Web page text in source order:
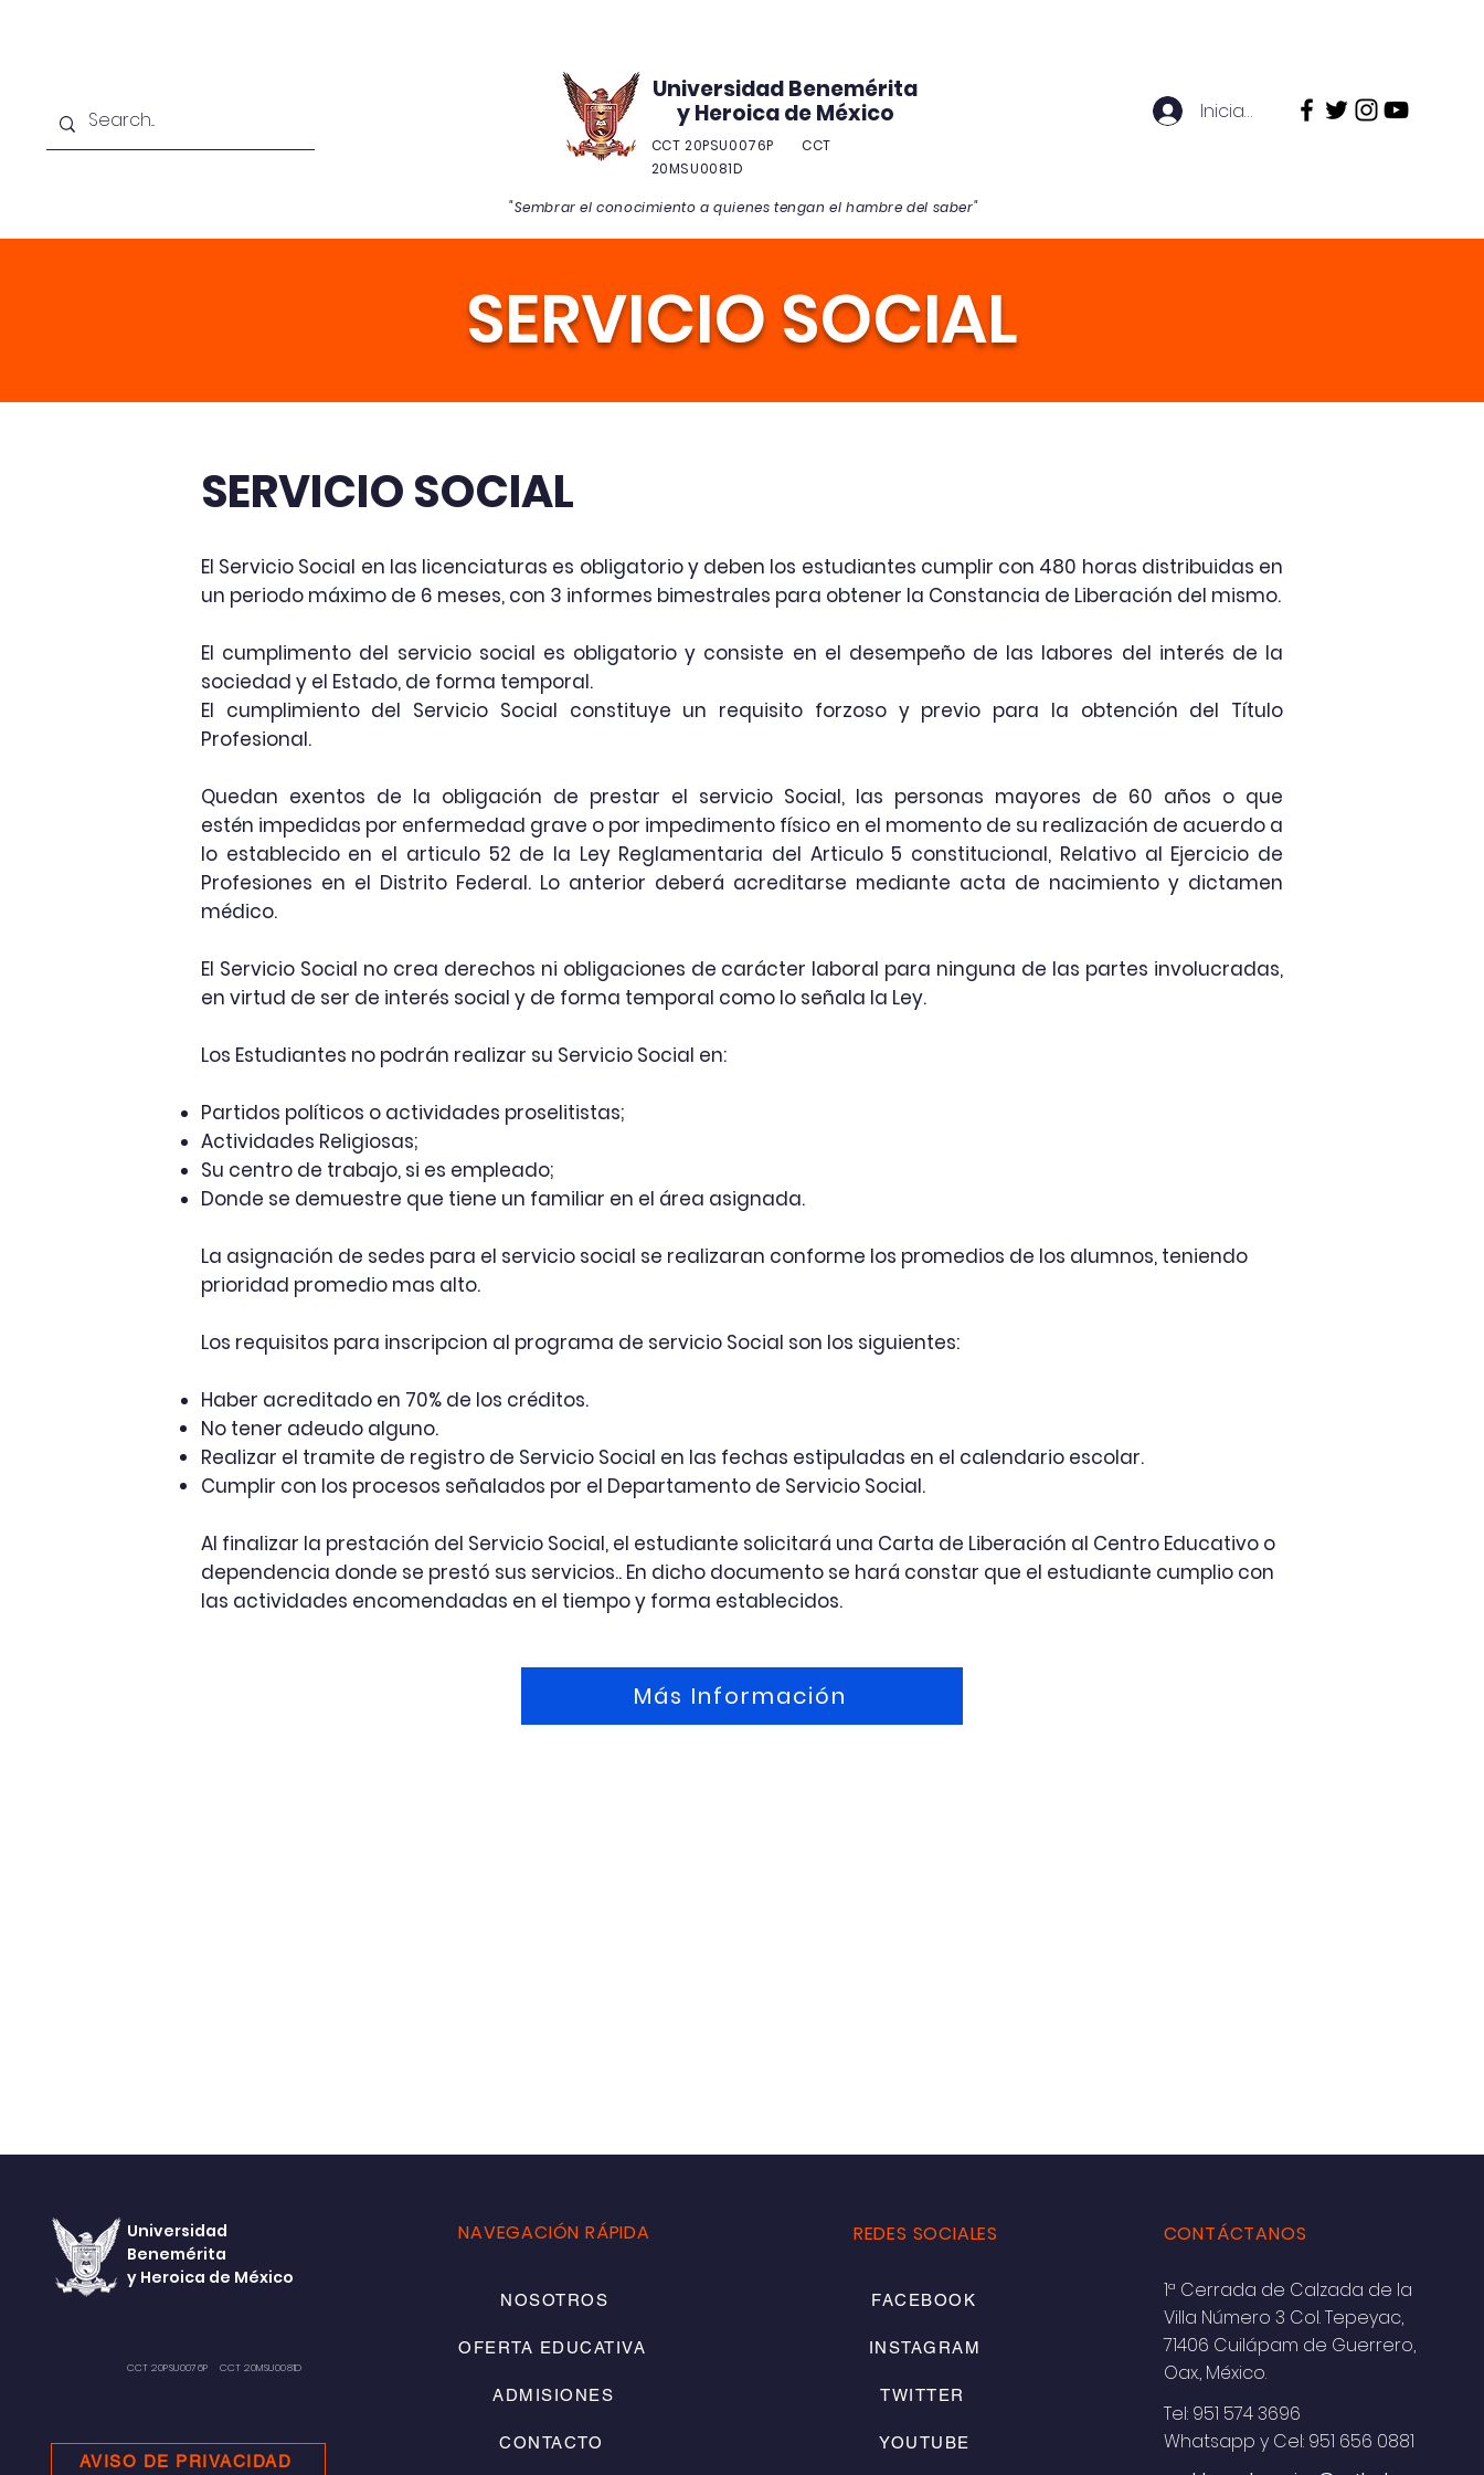
Universidad Benemérita
y Heroica de México
CCT 20PSU0076P CCT
20MSU0081D
"Sembrar el conocimiento a quienes tengan el hambre del saber"
Iniciar sesión
SERVICIO SOCIAL
SERVICIO SOCIAL
El Servicio Social en las licenciaturas es obligatorio y deben los estudiantes cumplir con 480 horas distribuidas en
un periodo máximo de 6 meses, con 3 informes bimestrales para obtener la Constancia de Liberación del mismo.
El cumplimento del servicio social es obligatorio y consiste en el desempeñode las labores del interés de la
sociedad y el Estado, de forma temporal.
El cumplimiento del Servicio Social constituye un requisito forzoso y previo para la obtención del Título
Profesional.
Quedan exentos de la obligación de prestar el servicio Social, las personas mayores de 60 años o que
estén impedidas por enfermedad grave o por impedimento físico en el momento de su realización de acuerdo a
lo establecido en el articulo 52 de la Ley Reglamentaria del Articulo 5 constitucional, Relativo al Ejercicio de
Profesiones en el Distrito Federal. Lo anterior deberá acreditarse mediante acta de nacimiento y dictamen
médico.
El Servicio Social no crea derechos ni obligaciones de carácter laboral para ninguna de las partes involucradas,
en virtud de ser de interés social y de forma temporal como lo señala la Ley.
Los Estudiantes no podrán realizar su Servicio Social en:
Partidos políticos o actividades proselitistas;
Actividades Religiosas;
Su centro de trabajo, si es empleado;
Donde se demuestre que tiene un familiar en el área asignada.
La asignación de sedes para el servicio social se realizaran conforme los promedios de los alumnos, teniendo
prioridad promedio mas alto.
Los requisitos para inscripcion al programa de servicio Social son los siguientes:
Haber acreditado en 70% de los créditos.
No tener adeudo alguno.
Realizar el tramite de registro de Servicio Social en las fechas estipuladas en el calendario escolar.
Cumplir con los procesos señalados por el Departamento de Servicio Social.
Al finalizar la prestación del Servicio Social, el estudiante solicitará una Carta de Liberación al Centro Educativo o
dependencia donde se prestó sus servicios.. En dicho documento se hará constar que el estudiante cumplio con
las actividades encomendadas en el tiempo y forma establecidos.
Más Información
Universidad
Benemérita
y Heroica de México
CCT 20PSU0076P CCT 20MSU0081D
AVISO DE PRIVACIDAD
NAVEGACIÓN RÁPIDA
NOSOTROS
OFERTA EDUCATIVA
ADMISIONES
CONTACTO
REDES SOCIALES
FACEBOOK
INSTAGRAM
TWITTER
YOUTUBE
CONTÁCTANOS
1ª Cerrada de Calzada de la
Villa Número 3 Col. Tepeyac,
71406 Cuilápam de Guerrero,
Oax., México.
Tel: 951 574 3696
Whatsapp y Cel: 951 656 0881